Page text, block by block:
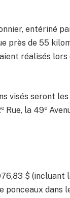
entériné
près de 55
réalisés lors
visés seront
e Rue, la 49e
$ (incluant
ponceaux dans